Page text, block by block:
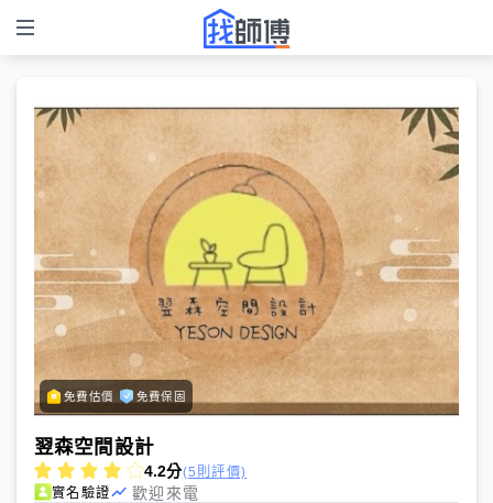
免費估價 免費保固
翌森空間設計
4.2分(5則評價)
實名驗證
歡迎來電